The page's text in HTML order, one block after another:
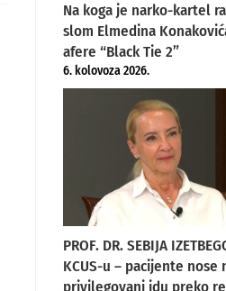
Na koga je narko-kartel
slom Elmedina
afere “Black Tie 2”
6. kolovoza 2026.
PROF. DR. SEBIJA
KCUS-u – pacijente nose
privilegovani idu preko